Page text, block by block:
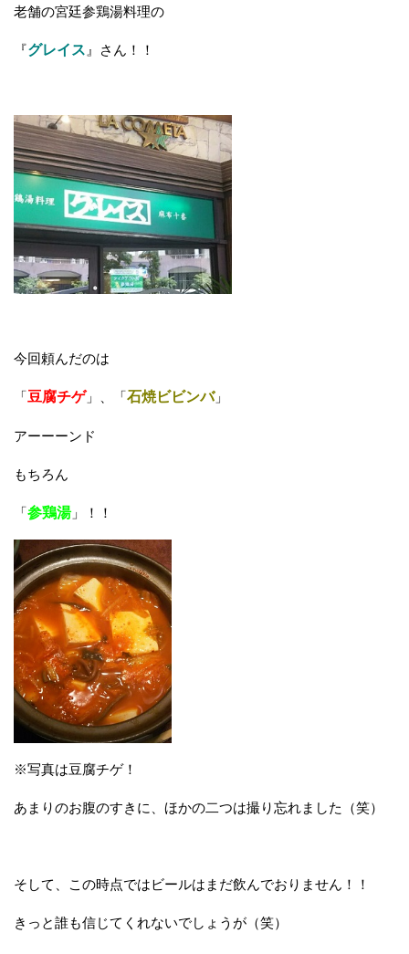
老舗の宮廷参鶏湯料理の
『グレイス 』さん！！
今回頼んだのは
「豆腐チゲ」、「石焼ビビンバ」
アーーーンド
もちろん
「参鶏湯」！！
※写真は豆腐チゲ！
あまりのお腹のすきに、ほかの二つは撮り忘れました（笑）
そして、この時点ではビールはまだ飲んでおりません！！
きっと誰も信じてくれないでしょうが（笑）